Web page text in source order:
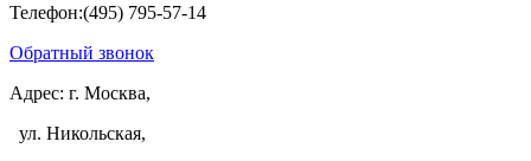
Телефон:(495) 795-57-14
Обратный звонок
Адрес: г. Москва,
ул. Никольская,